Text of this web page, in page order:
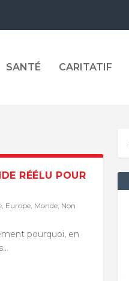
SANTÉ CARITATIF
RÉÉLU POUR
, Europe, Monde, Non
pourquoi, en